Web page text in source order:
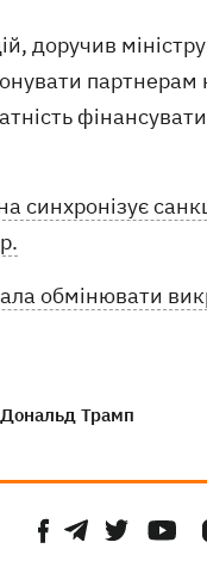
доручив
партнерам
синхронізує
обмінювати
Дональд Трамп